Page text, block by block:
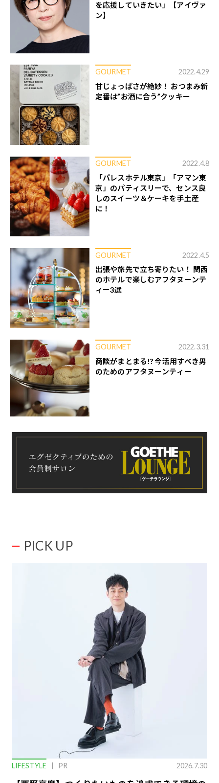
を応援していきたい」【アイヴァ
ン】
GOURMET 2022.4.29
甘じょっぱさが絶妙！ おつまみ新
定番は”お酒に合う”クッキー
GOURMET 2022.4.8
「パレスホテル東京」「アマン東
京」のパティスリーで、センス良
しのスイーツ＆ケーキを手土産
に！
GOURMET 2022.4.5
出張や旅先で立ち寄りたい！ 関西
のホテルで楽しむアフタヌーンテ
ィー3選
GOURMET 2022.3.31
商談がまとまる!? 今活用すべき男
のためのアフタヌーンティー
PICK UP
LIFESTYLE PR 2026.7.30